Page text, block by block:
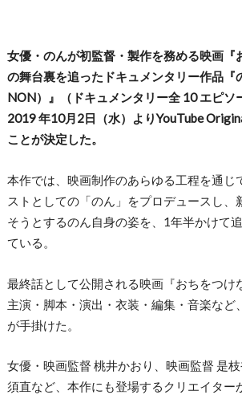
女優・のんが初監督・製作を務める映画『
の舞台裏を追ったドキュメンタリー作品『
NON）』（ドキュメンタリー全 10 エピソ
2019 年10月2日（水）よりYouTube
ことが決定した。
本作では、映画制作のあらゆる工程を通じ
ストとしての「のん」をプロデュースし、
そうとするのん自身の姿を、1年半かけて
ている。
最終話として公開される映画『おちをつけ
主演・脚本・演出・衣装・編集・音楽など
が手掛けた。
女優・映画監督 桃井かおり、映画監督 是
須直など、本作にも登場するクリエイター